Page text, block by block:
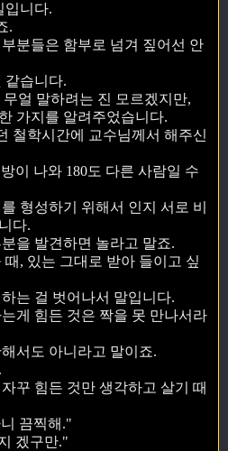
입니다.
.
분들은 함부로 넘겨 짚어선 안
같습니다.
얼 말하려는 진 모르겠지만,
가지를 알려주었습니다.
철학시간에 교수님께서 해주신
이 나와 180도 다른 사람일 수
형성하기 위해서 인지 서로 비
다.
을 발견하면 놀라고 말죠.
, 있는 그대로 받아 들이고 싶
는 걸 벗어나서 말입니다.
게 힘든 것은 짝을 못 만나서라
서도 아니라고 말이죠.
꾸 힘든 것만 생각하고 살기 때
끔찍해."
겠구만."